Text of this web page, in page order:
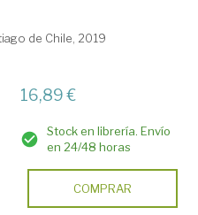
de Chile, 2019
16,89 €
Stock en librería. Envío
en 24/48 horas
COMPRAR